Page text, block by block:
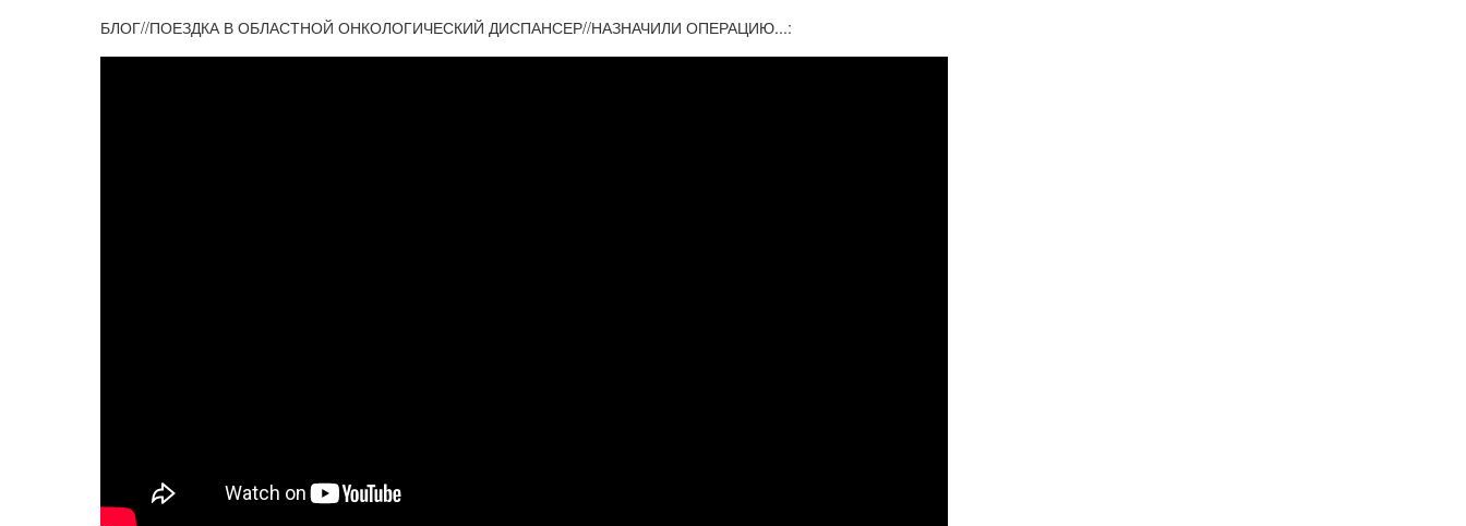
БЛОГ//ПОЕЗДКА В ОБЛАСТНОЙ ОНКОЛОГИЧЕСКИЙ ДИСПАНСЕР//НАЗНАЧИЛИ ОПЕРАЦИЮ...: